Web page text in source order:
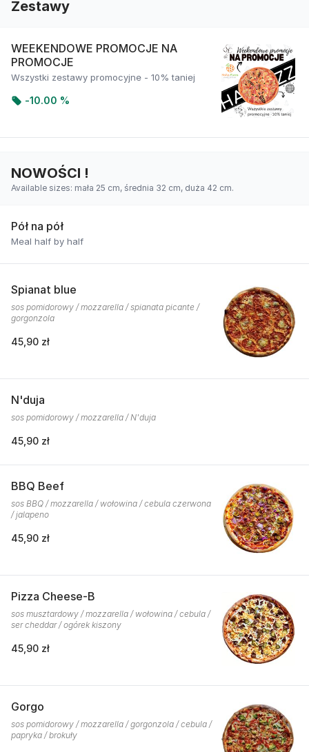
Zestawy
WEEKENDOWE PROMOCJE NA
PROMOCJE
Wszystki zestawy promocyjne - 10% taniej
-10.00 %
NOWOŚCI !
Available sizes: mała 25 cm, średnia 32 cm, duża 42 cm.
Pół na pół
Meal half by half
Spianat blue
sos pomidorowy / mozzarella / spianata picante /
gorgonzola
45,90 zł
N'duja
sos pomidorowy / mozzarella / N'duja
45,90 zł
BBQ Beef
sos BBQ / mozzarella / wołowina / cebula czerwona
/ jalapeno
45,90 zł
Pizza Cheese-B
sos musztardowy / mozzarella / wołowina / cebula /
ser cheddar / ogórek kiszony
45,90 zł
Gorgo
sos pomidorowy / mozzarella / gorgonzola / cebula /
papryka / brokuły